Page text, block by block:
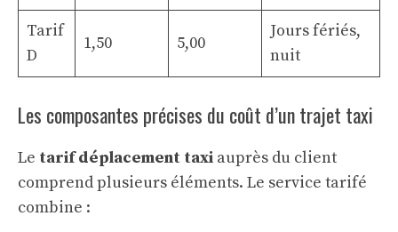
Tarif
D
1,50 5,00
Jours fériés,
nuit
Les composantes précises du coût d’un trajet taxi
Le tarif déplacement taxi auprès du client
comprend plusieurs éléments. Le service tarifé
combine :